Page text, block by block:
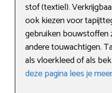
stof (textiel).
ook kiezen voor
gebruiken bouwstoffen
andere touwachtigen.
als vloerkleed of als
deze pagina lees je